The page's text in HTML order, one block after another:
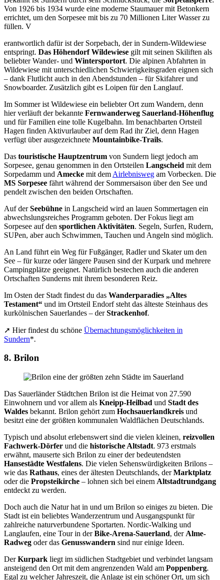
Von 1926 bis 1934 wurde eine moderne Staumauer mit Betonkern
errichtet, um den Sorpesee mit bis zu 70 Millionen Liter Wasser zu
füllen. V
erantwortlich dafür ist der Sorpebach, der in Sundern-Wildewiese
entspringt. Das Höhendorf Wildewiese gilt mit seinen Skiliften als
beliebter Wander- und Wintersportort. Die alpinen Abfahrten in
Wildewiese mit unterschiedlichen Schwierigkeitsgraden eignen sich
– dank Flutlicht auch in den Abendstunden – für Skifahrer und
Snowboarder. Zusätzlich gibt es Loipen für den Langlauf.
Im Sommer ist Wildewiese ein beliebter Ort zum Wandern, denn
hier verläuft der bekannte Fernwanderweg Sauerland-Höhenflug
und für Familien eine tolle Kugelbahn. Im benachbarten Ortsteil
Hagen finden Aktivurlauber auf dem Rad ihr Ziel, denn Hagen
verfügt über ausgezeichnete Mountainbike-Trails.
Das touristische Hauptzentrum von Sundern liegt jedoch am
Sorpesee, genau genommen in den Ortsteilen Langscheid mit dem
Sorpedamm und Amecke mit dem Airlebnisweg am Vorbecken. Die
MS Sorpesee fährt während der Sommersaison über den See und
pendelt zwischen den beiden Ortschaften.
Auf derSeebühne in Langscheid wird an lauen Sommertagen ein
abwechslungsreiches Programm geboten. Der Fokus liegt am
Sorpesee auf den sportlichen Aktivitäten. Segeln, Surfen, Rudern,
SUPen, aber auch Schwimmen, Tauchen und Angeln sind möglich.
An Land führt ein Weg für Fußgänger, Radler und Skater um den
See – für kurze oder längere Pausen sind der Kurpark und mehrere
Campingplätze geeignet. Natürlich bestechen auch die anderen
Ortschaften Sunderns mit ihrem besonderen Reiz.
Im Osten der Stadt findest du das Wanderparadies „Altes
Testament“ und im Ortsteil Endorf steht das älteste Steinhaus des
kurkölnischen Sauerlandes – derStrackenhof.
➚ Hier findest du schöne Übernachtungsmöglichkeiten in
Sundern*.
8. Brilon
Das Sauerländer Städtchen Brilon ist die Heimat von 27.590
Einwohnern und vor allem als Kneipp-Heilbad und Stadt des
Waldes bekannt. Brilon gehört zum Hochsauerlandkreis und
besitzt eine der größten kommunalen Waldflächen Deutschlands.
Typisch und absolut erlebenswert sind die vielen kleinen, reizvollen
Fachwerk-Dörfer und die historische Altstadt. 973 erstmals
erwähnt, mauserte sich Brilon zu einer der bedeutendsten
Hansestädte Westfalens. Die vielen Sehenswürdigkeiten Brilons –
wie das Rathaus, eines der ältesten Deutschlands, derMarktplatz
oder die Propsteikirche – lohnen sich bei einem Altstadtrundgang
entdeckt zu werden.
Doch auch die Natur hat in und um Brilon so einiges zu bieten. Die
Stadt ist ein beliebtes Wanderzentrum und Ausgangspunkt für
zahlreiche naturverbundene Sportarten. Nordic-Walking und
Langlaufen, eine Tour in derBike-Arena-Sauerland, der Alme-
Radweg oder das Genusswandern sind nur einige Ideen.
DerKurpark liegt im südlichen Stadtgebiet und verbindet langsam
ansteigend den Ort mit dem angrenzenden Wald am Poppenberg.
Egal zu welcher Jahreszeit, die Anlage ist ein schöner Ort, um sich